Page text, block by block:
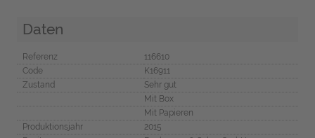
Daten
Referenz
116610
Code
K16911
Zustand
Sehr gut
Mit Box
Mit Papieren
Produktionsjahr
2015